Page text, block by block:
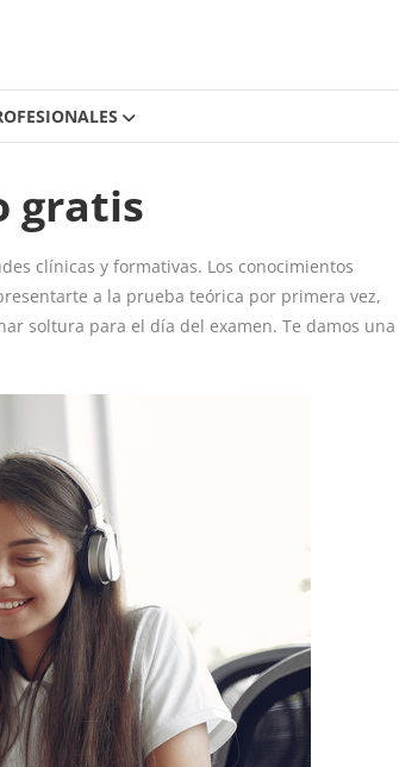
gratis
clínicas y formativas. Los conocimientos
a la prueba teórica por primera vez,
soltura para el día del examen. Te damos una